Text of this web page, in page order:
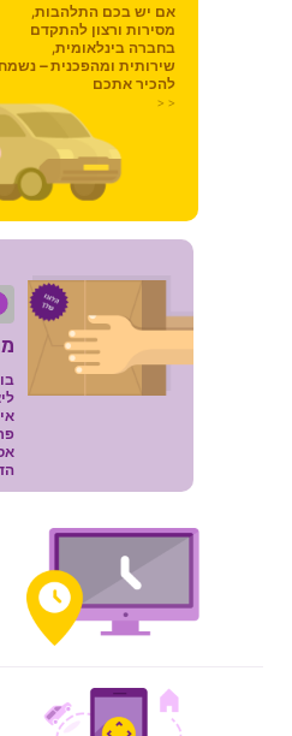
אם יש בכם התלהבות,
מסירות ורצון להתקדם
בחברה בינלאומית,
שירותית ומהפכנית – נשמח
להכיר אתכם
< <